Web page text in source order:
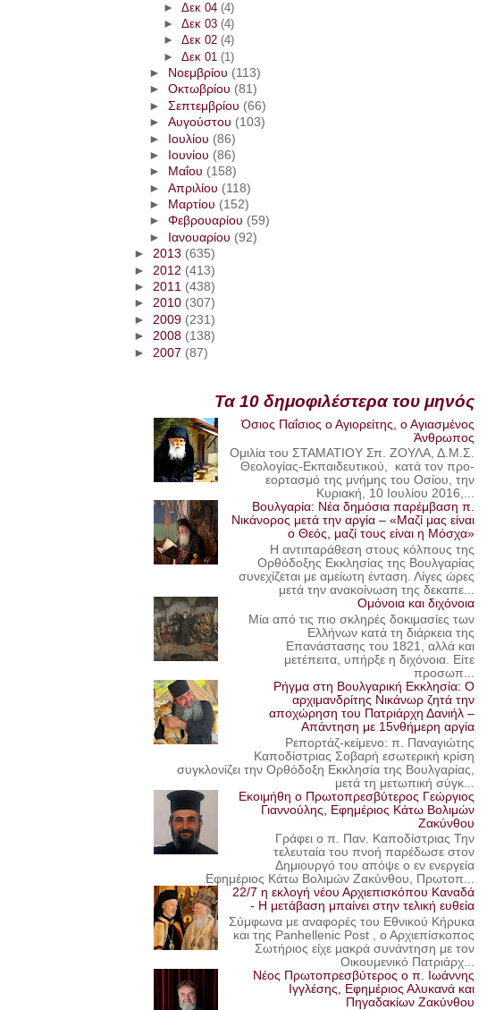
► Δεκ 04 (4)
► Δεκ 03 (4)
► Δεκ 02 (4)
► Δεκ 01 (1)
►
Νοεμβρίου (113)
► Οκτωβρίου (81)
► Σεπτεμβρίου (66)
► Αυγούστου (103)
► Ιουλίου (86)
►
Ιουνίου (86)
►
Μαΐου (158)
► Απριλίου (118)
►
Μαρτίου (152)
► Φεβρουαρίου (59)
►
Ιανουαρίου (92)
►2013 (635)
► 2012 (413)
► 2011 (438)
►2010 (307)
► 2009 (231)
►2008 (138)
► 2007 (87)
Τα 10 δημοφιλέστερα του μηνός
Όσιος Παΐσιος ο Αγιορείτης, ο Αγιασμένος
Άνθρωπος
Ομιλία του ΣΤΑΜΑΤΙΟΥ Σπ. ΖΟΥΛΑ, Δ.Μ.Σ.
Θεολογίας-Εκπαιδευτικού, κατά τον προ-
εορτασμό της μνήμης του Οσίου, την
Κυριακή, 10 Ιουλίου 2016,...
Βουλγαρία: Νέα δημόσια παρέμβαση π.
Νικάνορος μετά την αργία – «Μαζί μας είναι
ο Θεός, μαζί τους είναι η Μόσχα»
Η αντιπαράθεση στους κόλπους της
Ορθόδοξης Εκκλησίας της Βουλγαρίας
συνεχίζεται με αμείωτη ένταση. Λίγες ώρες
μετά την ανακοίνωση της δεκαπε...
Ομόνοια και διχόνοια
Μία από τις πιο σκληρές δοκιμασίες των
Ελλήνων κατά τη διάρκεια της
Επανάστασης του 1821, αλλά και
μετέπειτα, υπήρξε η διχόνοια. Είτε
προσωπ...
Ρήγμα στη Βουλγαρική Εκκλησία: Ο
αρχιμανδρίτης Νικάνωρ ζητά την
αποχώρηση του Πατριάρχη Δανιήλ –
Απάντηση με 15νθήμερη αργία
Ρεπορτάζ-κείμενο: π. Παναγιώτης
Καποδίστριας Σοβαρή εσωτερική κρίση
συγκλονίζει την Ορθόδοξη Εκκλησία της Βουλγαρίας,
μετά τη μετωπική σύγκ...
Εκοιμήθη ο Πρωτοπρεσβύτερος Γεώργιος
Γιαννούλης, Εφημέριος Κάτω Βολιμών
Ζακύνθου
Γράφει ο π. Παν. Καποδίστριας Την
τελευταία του πνοή παρέδωσε στον
Δημιουργό του απόψε ο εν ενεργεία
Εφημέριος Κάτω Βολιμών Ζακύνθου, Πρωτοπ...
22/7 η εκλογή νέου Αρχιεπισκόπου Καναδά
- Η μετάβαση μπαίνει στην τελική ευθεία
Σύμφωνα με αναφορές του Εθνικού Κήρυκα
και της Panhellenic Post , ο Αρχιεπίσκοπος
Σωτήριος είχε μακρά συνάντηση με τον
Οικουμενικό Πατριάρχ...
Νέος Πρωτοπρεσβύτερος ο π. Ιωάννης
Ιγγλέσης, Εφημέριος Αλυκανά και
Πηγαδακίων Ζακύνθου